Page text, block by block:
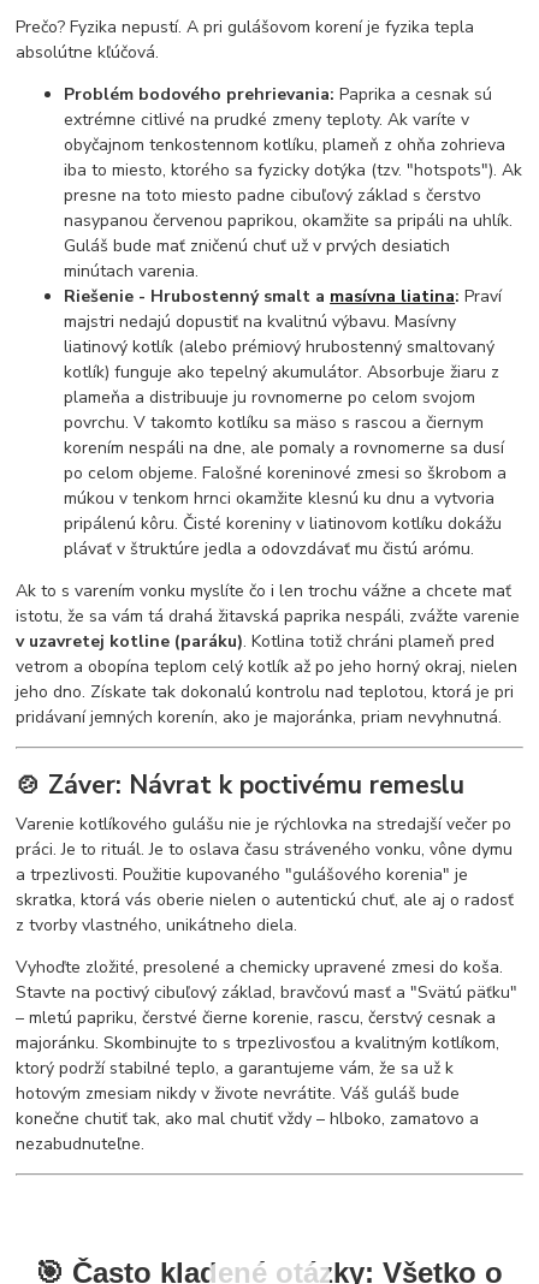
Prečo? Fyzika nepustí. A pri gulášovom korení je fyzika tepla
absolútne kľúčová.
Problém bodového prehrievania: Paprika a cesnak sú
extrémne citlivé na prudké zmeny teploty. Ak varíte v
obyčajnom tenkostennom kotlíku, plameň z ohňa zohrieva
iba to miesto, ktorého sa fyzicky dotýka (tzv. "hotspots"). Ak
presne na toto miesto padne cibuľový základ s čerstvo
nasypanou červenou paprikou, okamžite sa pripáli na uhlík.
Guláš bude mať zničenú chuť už v prvých desiatich
minútach varenia.
Riešenie - Hrubostenný smalt a masívna liatina: Praví
majstri nedajú dopustiť na kvalitnú výbavu. Masívny
liatinový kotlík (alebo prémiový hrubostenný smaltovaný
kotlík) funguje ako tepelný akumulátor. Absorbuje žiaru z
plameňa a distribuuje ju rovnomerne po celom svojom
povrchu. V takomto kotlíku sa mäso s rascou a čiernym
korením nespáli na dne, ale pomaly a rovnomerne sa dusí
po celom objeme. Falošné koreninové zmesi so škrobom a
múkou v tenkom hrnci okamžite klesnú ku dnu a vytvoria
pripálenú kôru. Čisté koreniny v liatinovom kotlíku dokážu
plávať v štruktúre jedla a odovzdávať mu čistú arómu.
Ak to s varením vonku myslíte čo i len trochu vážne a chcete mať
istotu, že sa vám tá drahá žitavská paprika nespáli, zvážte varenie
v uzavretej kotline (paráku). Kotlina totiž chráni plameň pred
vetrom a obopína teplom celý kotlík až po jeho horný okraj, nielen
jeho dno. Získate tak dokonalú kontrolu nad teplotou, ktorá je pri
pridávaní jemných korenín, ako je majoránka, priam nevyhnutná.
🍲 Záver: Návrat k poctivému remeslu
Varenie kotlíkového gulášu nie je rýchlovka na stredajší večer po
práci. Je to rituál. Je to oslava času stráveného vonku, vône dymu
a trpezlivosti. Použitie kupovaného "gulášového korenia" je
skratka, ktorá vás oberie nielen o autentickú chuť, ale aj o radosť
z tvorby vlastného, unikátneho diela.
Vyhoďte zložité, presolené a chemicky upravené zmesi do koša.
Stavte na poctivý cibuľový základ, bravčovú masť a "Svätú päťku"
– mletú papriku, čerstvé čierne korenie, rascu, čerstvý cesnak a
majoránku. Skombinujte to s trpezlivosťou a kvalitným kotlíkom,
ktorý podrží stabilné teplo, a garantujeme vám, že sa už k
hotovým zmesiam nikdy v živote nevrátite. Váš guláš bude
konečne chutiť tak, ako mal chutiť vždy – hlboko, zamatovo a
nezabudnuteľne.
🎯 Často kladené otázky: Všetko o